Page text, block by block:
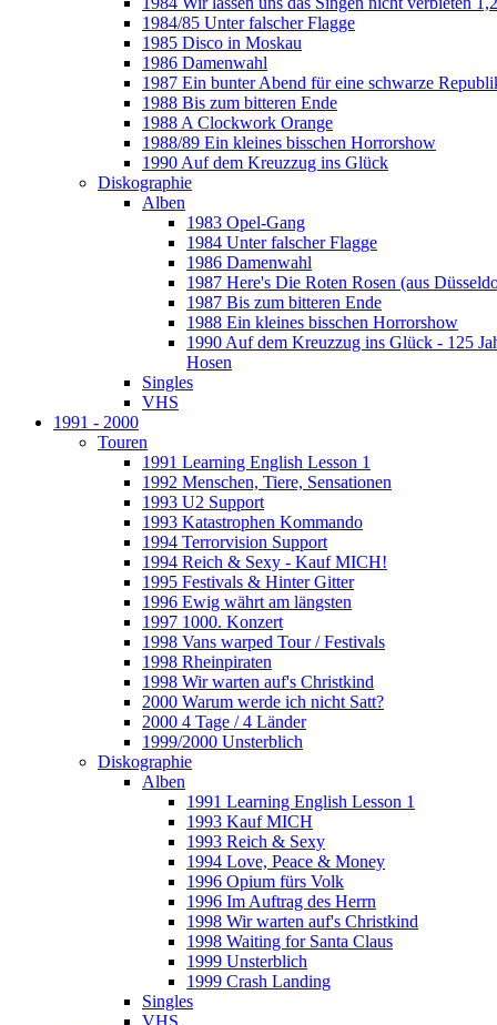
1984/85 Unter falscher Flagge
1985 Disco in Moskau
1986 Damenwahl
1987 Ein bunter Abend für eine schwarze
1988 Bis zum bitteren Ende
1988 A Clockwork Orange
1988/89 Ein kleines bisschen Horrorshow
1990 Auf dem Kreuzzug ins Glück
Diskographie
Alben
1983 Opel-Gang
1984 Unter falscher Flagge
1986 Damenwahl
1987 Here's Die Roten Rosen (aus
1987 Bis zum bitteren Ende
1988 Ein kleines bisschen Horrorshow
1990 Auf dem Kreuzzug ins Glück - 125
Hosen
Singles
VHS
1991 - 2000
Touren
1991 Learning English Lesson 1
1992 Menschen, Tiere, Sensationen
1993 U2 Support
1993 Katastrophen Kommando
1994 Terrorvision Support
1994 Reich & Sexy - Kauf MICH!
1995 Festivals & Hinter Gitter
1996 Ewig währt am längsten
1997 1000. Konzert
1998 Vans warped Tour / Festivals
1998 Rheinpiraten
1998 Wir warten auf's Christkind
2000 Warum werde ich nicht Satt?
2000 4 Tage / 4 Länder
1999/2000 Unsterblich
Diskographie
Alben
1991 Learning English Lesson 1
1993 Kauf MICH
1993 Reich & Sexy
1994 Love, Peace & Money
1996 Opium fürs Volk
1996 Im Auftrag des Herrn
1998 Wir warten auf's Christkind
1998 Waiting for Santa Claus
1999 Unsterblich
1999 Crash Landing
Singles
VHS